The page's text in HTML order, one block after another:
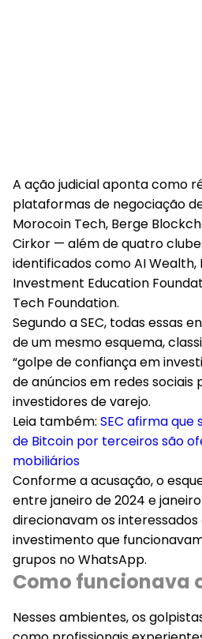
A ação judicial aponta como
plataformas de negociação
Morocoin Tech, Berge
Cirkor — além de quatro
identificados como AI Wealth,
Investment Education
Tech Foundation.
Segundo a SEC, todas essas
de um mesmo esquema,
“golpe de confiança em
de anúncios em redes sociais
investidores de varejo.
Leia também: SEC afirma que
de Bitcoin por terceiros são
mobiliários
Conforme a acusação, o
entre janeiro de 2024 e
direcionavam os
investimento que
grupos no WhatsApp.
Como funcionava
Nesses ambientes, os